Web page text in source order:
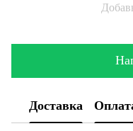
Доставка